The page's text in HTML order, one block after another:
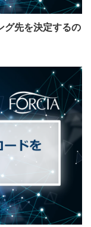
先を決定するの